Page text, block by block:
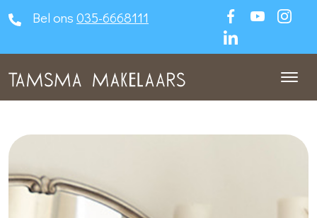
Bel ons 035-6668111